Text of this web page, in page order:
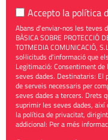
Accepto la política
Abans d'enviar-nos les teves
BÀSICA SOBRE PROTECCIÓ
TOTMEDIA COMUNICACIÓ,
sol·licituds d'informació que
Legitimació: Consentiment
seves dades. Destinataris: El
de serveis necessaris per
seves dades a tercers. Drets
suprimir les seves dades,
la política de privacitat,
addicional: Per a més